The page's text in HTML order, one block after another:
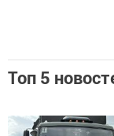
Топ 5